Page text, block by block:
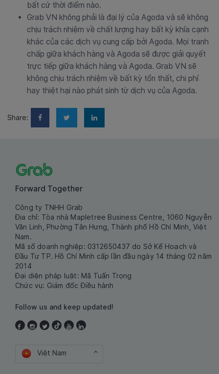
bất cứ thời điểm nào.
Grab VN không phải là đại lý của Agoda và sẽ không
chịu trách nhiệm về chất lượng hay bất kỳ khía cạnh
khác của các dịch vụ cung cấp bởi Agoda. Mọi tranh
chấp giữa khách hàng và Agoda sẽ được giải quyết
trực tiếp giữa khách hàng và Agoda. Grab VN sẽ
không chịu trách nhiệm về bất kỳ tổn thất, chi phí
hay thiệt hại nào phát sinh từ dịch vụ của Agoda.
Share:
Forward Together
Công ty TNHH Grab
Địa chỉ: Tòa nhà Mapletree Business Centre, 1060 Nguyễn
Văn Linh, Phường Tân Hưng, Thành phố Hồ Chí Minh, Việt
Nam.
Mã số doanh nghiệp: 0312650437 do Sở Kế Hoạch và
Đầu Tư TP. Hồ Chí Minh cấp lần đầu ngày 14 tháng 02 năm
2014
Đại diện pháp luật: Mã Tuấn Trọng
Chức vụ: Giám đốc Điều hành
Follow us and keep updated!
Việt Nam